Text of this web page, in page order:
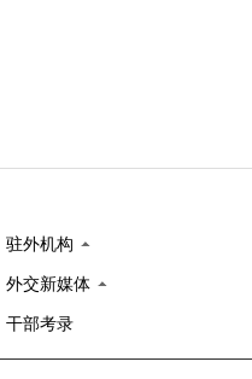
驻外机构
外交新媒体
干部考录